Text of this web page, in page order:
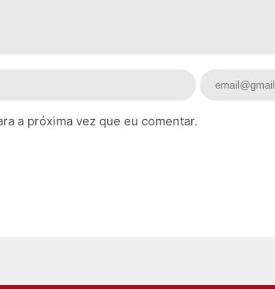
a próxima vez que eu comentar.